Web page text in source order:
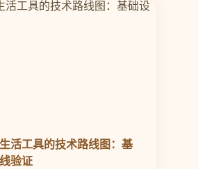
活工具的技术路线图：基
验证